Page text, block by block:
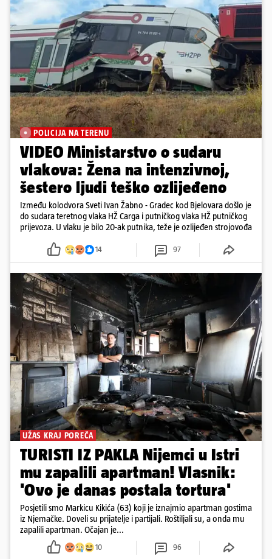
POLICIJA NA TERENU
VIDEO Ministarstvo o sudaru
vlakova: Žena na intenzivnoj,
šestero ljudi teško ozlijeđeno
Između kolodvora Sveti Ivan Žabno - Gradec kod Bjelovara došlo je
do sudara teretnog vlaka HŽ Carga i putničkog vlaka HŽ putničkog
prijevoza. U vlaku je bilo 20-ak putnika, teže je ozlijeđen strojovođa
14 97
UŽAS KRAJ POREČA
TURISTI IZ PAKLA Nijemci u Istri
mu zapalili apartman! Vlasnik:
'Ovo je danas postala tortura'
Posjetili smo Markicu Kikića (63) koji je iznajmio apartman gostima
iz Njemačke. Doveli su prijatelje i partijali. Roštiljali su, a onda mu
zapalili apartman. Očajan je...
10 96